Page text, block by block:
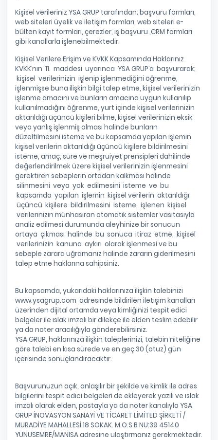
Kişisel verileriniz YSA GRUP tarafından; başvuru formları,
web siteleri üyelik ve iletişim formları, web siteleri e-
bülten kayıt formları, çerezler, iş başvuru ,CRM formları
gibi kanallarla işlenebilmektedir.
Kişisel Verilere Erişim ve KVKK Kapsamında Haklarınız
KVKK’nın 11. maddesi uyarınca YSA GRUP’a başvurarak;
kişisel verilerinizin işlenip işlenmediğini öğrenme,
işlenmişse buna ilişkin bilgi talep etme, kişisel verilerinizin
işlenme amacını ve bunların amacına uygun kullanılıp
kullanılmadığını öğrenme, yurt içinde kişisel verilerinizin
aktarıldığı üçüncü kişileri bilme, kişisel verilerinizin eksik
veya yanlış işlenmiş olması halinde bunların
düzeltilmesini isteme ve bu kapsamda yapılan işlemin
kişisel verilerin aktarıldığı üçüncü kişilere bildirilmesini
isteme, amaç, süre ve meşruiyet prensipleri dahilinde
değerlendirilmek üzere kişisel verilerinizin işlenmesini
gerektiren sebeplerin ortadan kalkması halinde
silinmesini veya yok edilmesini isteme ve bu
kapsamda yapılan işlemin kişisel verilerin aktarıldığı
üçüncü kişilere bildirilmesini isteme, işlenen kişisel
verilerinizin münhasıran otomatik sistemler vasıtasıyla
analiz edilmesi durumunda aleyhinize bir sonucun
ortaya çıkması halinde bu sonuca itiraz etme, kişisel
verilerinizin kanuna aykırı olarak işlenmesi ve bu
sebeple zarara uğramanız halinde zararın giderilmesini
talep etme haklarına sahipsiniz.
Bu kapsamda, yukarıdaki haklarınıza ilişkin talebinizi
www.ysagrup.com adresinde bildirilen iletişim kanalları
üzerinden dijital ortamda veya kimliğinizi tespit edici
belgeler ile ıslak imzalı bir dilekçe ile elden teslim edebilir
ya da noter aracılığıyla gönderebilirsiniz.
YSA GRUP, haklarınıza ilişkin taleplerinizi, talebin niteliğine
göre talebi en kısa sürede ve en geç 30 (otuz) gün
içerisinde sonuçlandıracaktır.
Başvurunuzun açık, anlaşılır bir şekilde ve kimlik ile adres
bilgilerini tespit edici belgeleri de ekleyerek yazılı ve ıslak
imzalı olarak elden, postayla ya da noter kanalıyla YSA
GRUP İNOVASYON SANAYİ VE TİCARET LİMİTED ŞİRKETİ /
MURADİYE MAHALLESİ.18 SOKAK. M.O.S.B NU:39 45140
YUNUSEMRE/MANİSA adresine ulaştırmanız gerekmektedir.